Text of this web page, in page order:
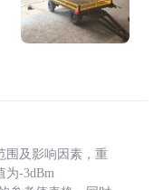
围及影响因素，重
为-3dBm